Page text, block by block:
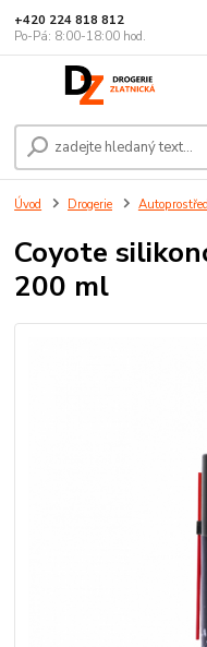
+420 224 818 812
Po-Pá: 8:00-18:00 hod.
Úvod Drogerie
Coyote
200 ml